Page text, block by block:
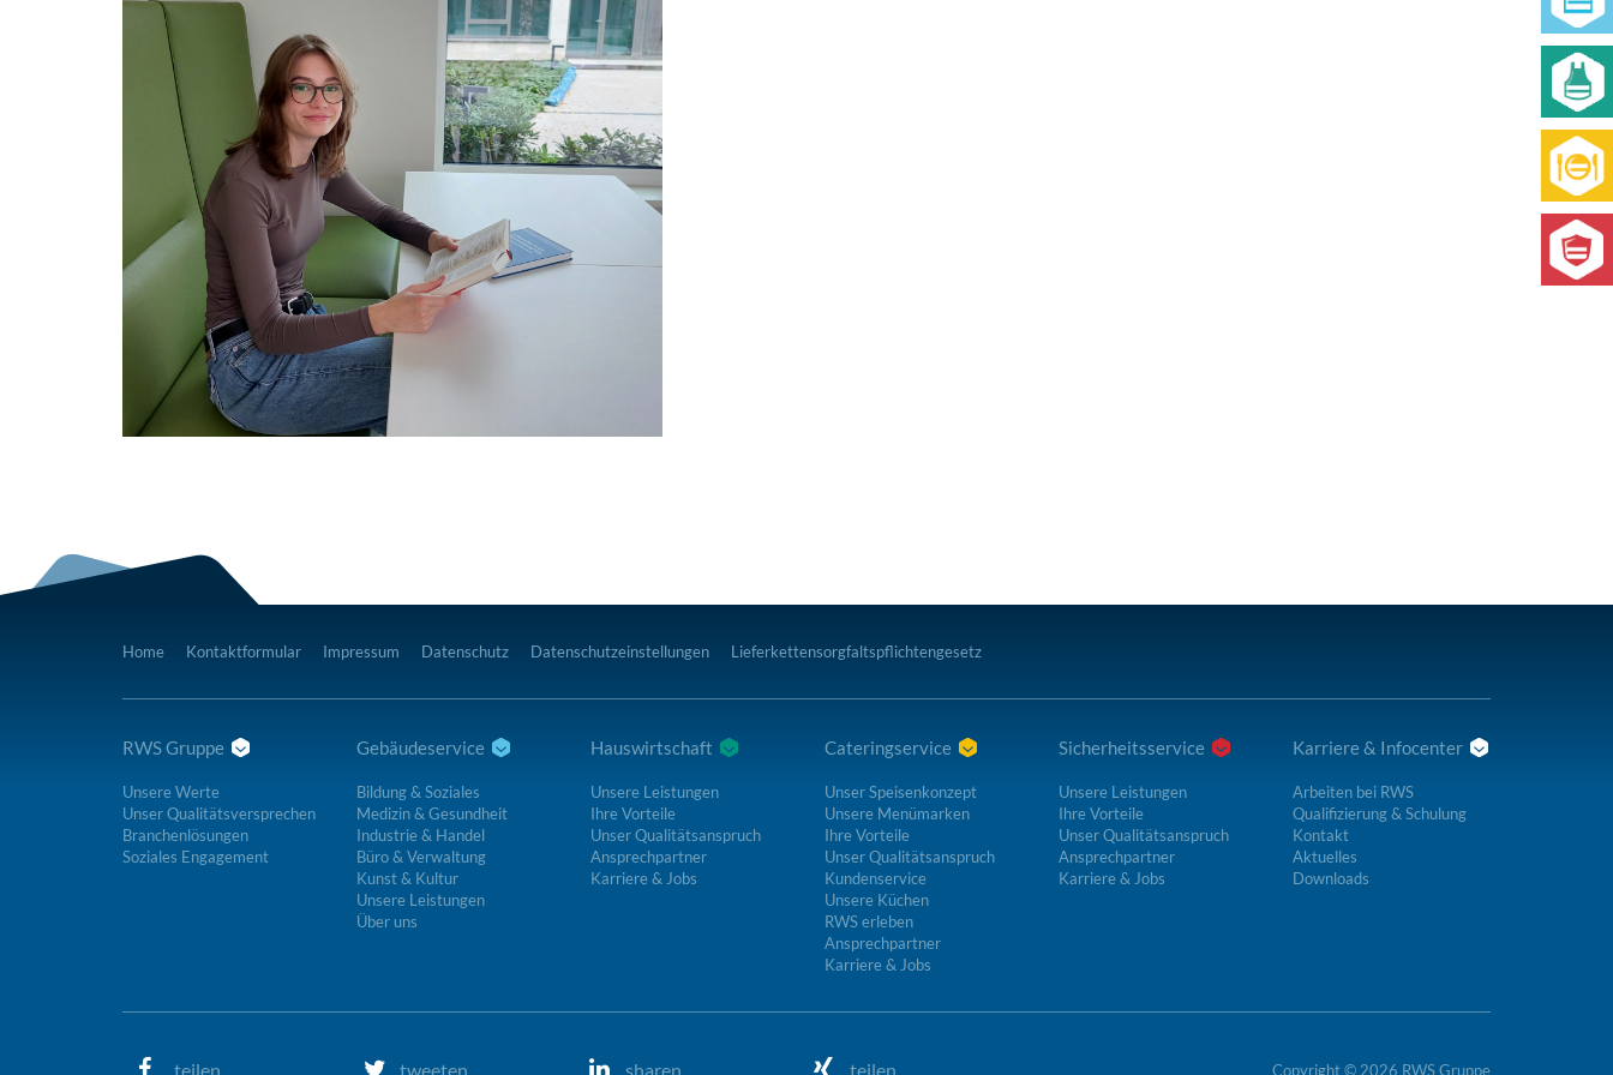
Home Kontaktformular Impressum Datenschutz Datenschutzeinstellungen Lieferkettensorgfaltspflichtengesetz
RWS Gruppe
Unsere Werte
Unser Qualitätsversprechen
Branchenlösungen
Soziales Engagement
Gebäudeservice
Bildung & Soziales
Medizin & Gesundheit
Industrie & Handel
Büro & Verwaltung
Kunst & Kultur
Unsere Leistungen
Über uns
Hauswirtschaft
Unsere Leistungen
Ihre Vorteile
Unser Qualitätsanspruch
Ansprechpartner
Karriere & Jobs
Cateringservice
Unser Speisenkonzept
Unsere Menümarken
Ihre Vorteile
Unser Qualitätsanspruch
Kundenservice
Unsere Küchen
RWS erleben
Ansprechpartner
Karriere & Jobs
Sicherheitsservice
Unsere Leistungen
Ihre Vorteile
Unser Qualitätsanspruch
Ansprechpartner
Karriere & Jobs
Karriere & Infocenter
Arbeiten bei RWS
Qualifizierung & Schulung
Kontakt
Aktuelles
Downloads
teilen tweeten sharen teilen Copyright © 2026 RWS Gruppe